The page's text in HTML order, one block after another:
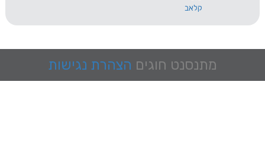
מתנסנט חוגים הצהרת נגישות